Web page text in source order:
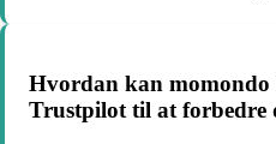
Hvordan kan momondo
Trustpilot til at forbedre